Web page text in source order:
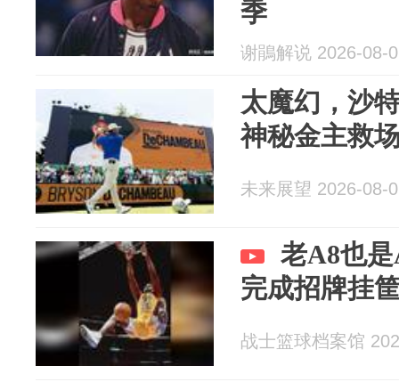
季
谢鵑解说 2026-08-
太魔幻，沙
神秘金主救
未来展望 2026-08-
老A8也
完成招牌挂
战士篮球档案馆